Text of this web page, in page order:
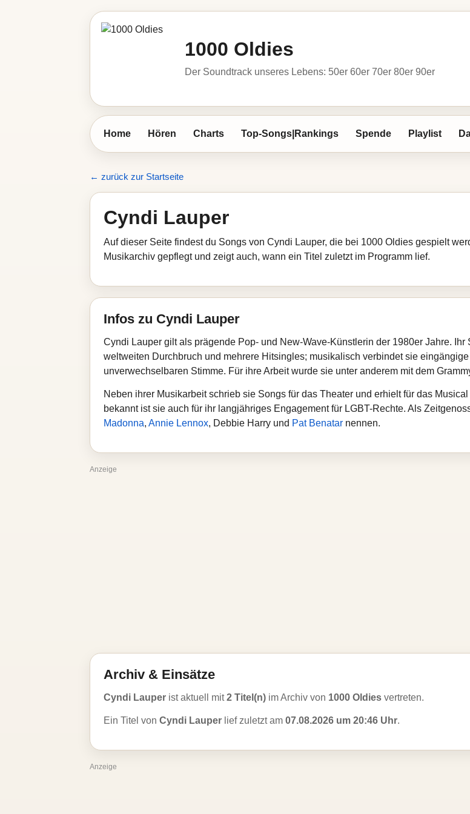
1000 Oldies
Der Soundtrack unseres Lebens: 50er 60er 70er 80er 90er
Home Hören Charts Top-Songs|Rankings Spende Playlist
← zurück zur Startseite
Cyndi Lauper
Auf dieser Seite findest du Songs von Cyndi Lauper, die bei 1000 Oldies gespielt
Musikarchiv gepflegt und zeigt auch, wann ein Titel zuletzt im Programm lief.
Infos zu Cyndi Lauper
Cyndi Lauper gilt als prägende Pop- und New-Wave-Künstlerin der 1980er Jahre. Ihr
weltweiten Durchbruch und mehrere Hitsingles; musikalisch verbindet sie
unverwechselbaren Stimme. Für ihre Arbeit wurde sie unter anderem mit dem
Neben ihrer Musikarbeit schrieb sie Songs für das Theater und erhielt für das
bekannt ist sie auch für ihr langjähriges Engagement für LGBT-Rechte. Als
Madonna, Annie Lennox, Debbie Harry und Pat Benatar nennen.
Anzeige
Archiv & Einsätze
Cyndi Lauper ist aktuell mit2 Titel(n) im Archiv von 1000 Oldies vertreten.
Ein Titel von Cyndi Lauper lief zuletzt am 07.08.2026 um 20:46 Uhr.
Anzeige